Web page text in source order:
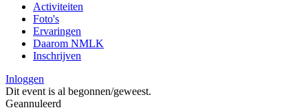
Activiteiten
Foto's
Ervaringen
Daarom NMLK
Inschrijven
Inloggen
Dit event is al begonnen/geweest.
Geannuleerd